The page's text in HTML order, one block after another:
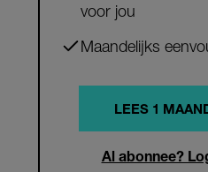
voor jou
Maandelijks
LEES 1
Al abonnee?